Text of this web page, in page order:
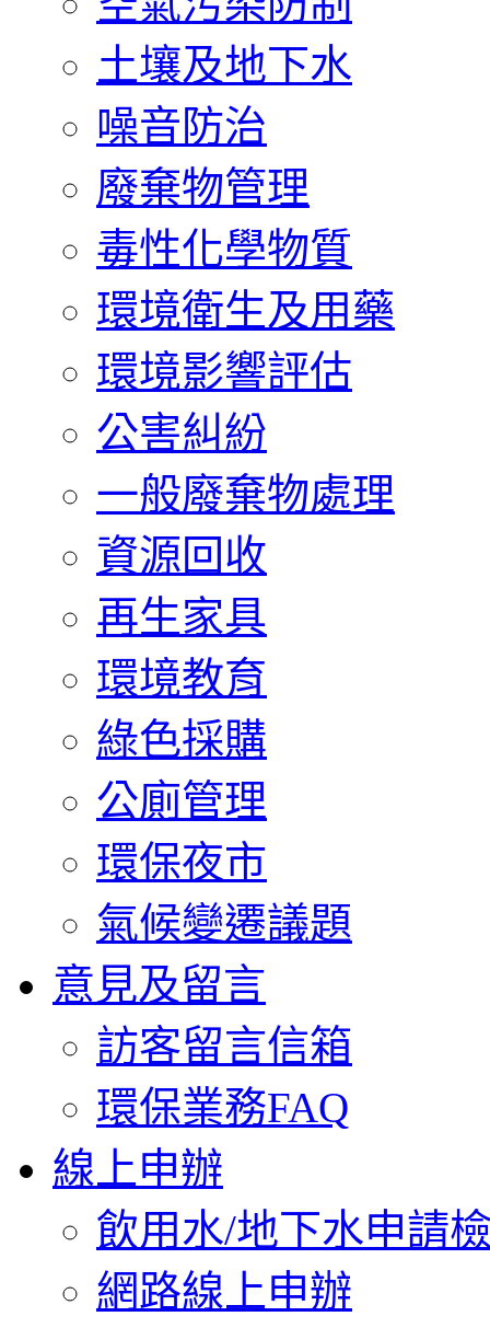
土壤及地下水
噪音防治
廢棄物管理
毒性化學物質
環境衛生及用藥
環境影響評估
公害糾紛
一般廢棄物處理
資源回收
再生家具
環境教育
綠色採購
公廁管理
環保夜市
氣候變遷議題
意見及留言
訪客留言信箱
環保業務FAQ
線上申辦
飲用水/地下水申請
網路線上申辦